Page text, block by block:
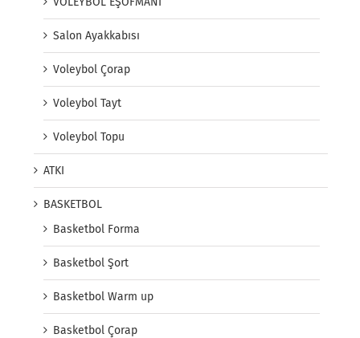
Salon Ayakkabısı
Voleybol Çorap
Voleybol Tayt
Voleybol Topu
ATKI
BASKETBOL
Basketbol Forma
Basketbol Şort
Basketbol Warm up
Basketbol Çorap